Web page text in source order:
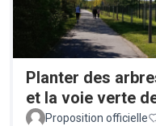
Planter des
et la voie verte
Proposition officielle